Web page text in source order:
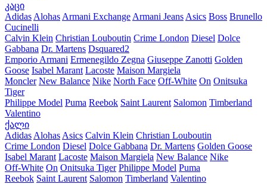
კაცი
Adidas Alohas Armani Exchange Armani Jeans Asics Boss Brunello
Cucinelli
Calvin Klein Christian Louboutin Crime London Diesel Dolce
Gabbana Dr. Martens Dsquared2
Emporio Armani Ermenegildo Zegna Giuseppe Zanotti Golden
Goose Isabel Marant Lacoste Maison Margiela
Moncler New Balance Nike North Face Off-White On Onitsuka
Tiger
Philippe Model Puma Reebok Saint Laurent Salomon Timberland
Valentino
ქალი
Adidas Alohas Asics Calvin Klein Christian Louboutin
Crime London Diesel Dolce Gabbana Dr. Martens Golden Goose
Isabel Marant Lacoste Maison Margiela New Balance Nike
Off-White On Onitsuka Tiger Philippe Model Puma
Reebok Saint Laurent Salomon Timberland Valentino